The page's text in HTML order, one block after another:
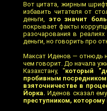
Вот цитата, жирным
избавить читателя от
деньги, это значит
покрывает факты
разочарования в
деньги, но говорить про
Максат Иденов — отнюдь
чем говорит. До начала
Казахстану, "который
пробивным
взяточничестве в
Йорка. Иденов сказал
преступником,